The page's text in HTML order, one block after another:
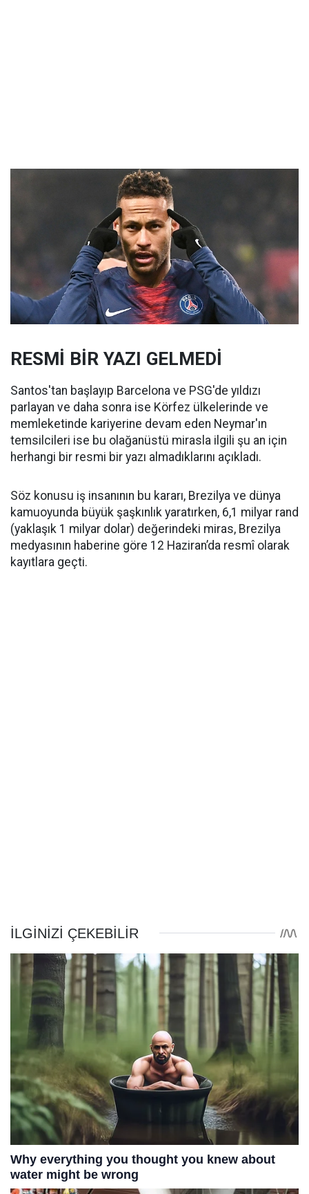
RESMİ BİR YAZI GELMEDİ
Santos'tan başlayıp Barcelona ve PSG'de yıldızı
parlayan ve daha sonra ise Körfez ülkelerinde ve
memleketinde kariyerine devam eden Neymar'ın
temsilcileri ise bu olağanüstü mirasla ilgili şu an için
herhangi bir resmi bir yazı almadıklarını açıkladı.
Söz konusu iş insanının bu kararı, Brezilya ve dünya
kamuoyunda büyük şaşkınlık yaratırken, 6,1 milyar rand
(yaklaşık 1 milyar dolar) değerindeki miras, Brezilya
medyasının haberine göre 12 Haziran’da resmî olarak
kayıtlara geçti.